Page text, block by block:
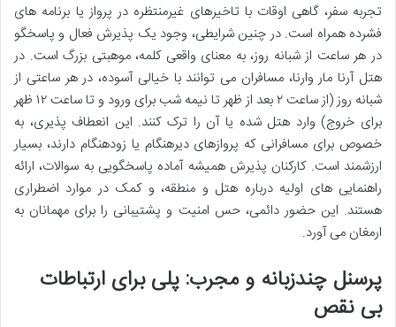
تجربه سفر، گاهی اوقات با تاخیرهای غیرمنتظره در پرواز یا برنامه های
فشرده همراه است. در چنین شرایطی، وجود یک پذیرش فعال و پاسخگو
در هر ساعت از شبانه روز، به معنای واقعی کلمه، موهبتی بزرگ است. در
هتل آرنا مار وارنا، مسافران می توانند با خیالی آسوده، در هر ساعتی از
شبانه روز (از ساعت ۲ بعد از ظهر تا نیمه شب برای ورود و تا ساعت ۱۲ ظهر
برای خروج) وارد هتل شده یا آن را ترک کنند. این انعطاف پذیری، به
خصوص برای مسافرانی که پروازهای دیرهنگام یا زودهنگام دارند، بسیار
ارزشمند است. کارکنان پذیرش همیشه آماده پاسخگویی به سوالات، ارائه
راهنمایی های اولیه درباره هتل و منطقه، و کمک در موارد اضطراری
هستند. این حضور دائمی، حس امنیت و پشتیبانی را برای مهمانان به
ارمغان می آورد.
پرسنل چندزبانه و مجرب: پلی برای ارتباطات
بی نقص